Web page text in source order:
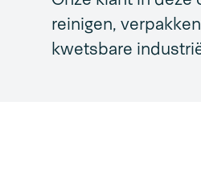
reinigen,
kwetsbare